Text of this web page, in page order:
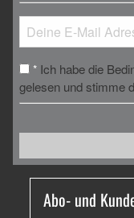
* Ich habe die
gelesen und stimme
Abo- und